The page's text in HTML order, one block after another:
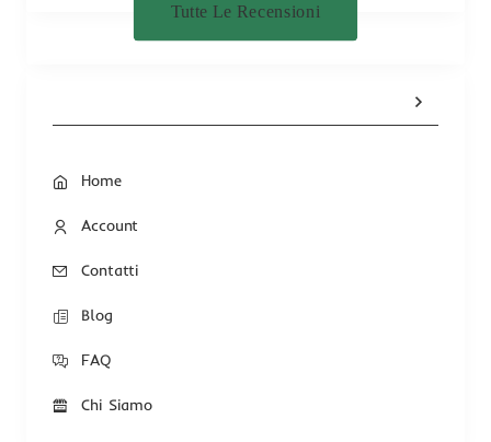
Tutte Le Recensioni
Home
Account
Contatti
Blog
FAQ
Chi Siamo